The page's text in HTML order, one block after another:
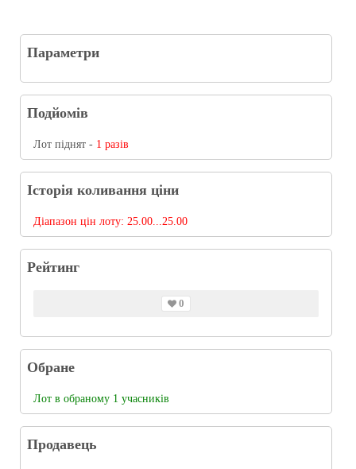
Параметри
Подйомів
Лот піднят - 1 разів
Історія коливання ціни
Діапазон цін лоту: 25.00...25.00
Рейтинг
0
Обране
Лот в обраному 1 учасників
Продавець